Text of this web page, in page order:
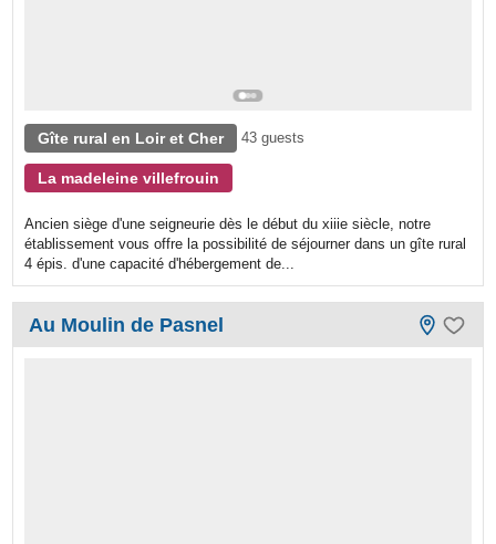
Gîte rural en Loir et Cher 43 guests
La madeleine villefrouin
Ancien siège d'une seigneurie dès le début du xiiie siècle, notre
établissement vous offre la possibilité de séjourner dans un gîte rural
4 épis. d'une capacité d'hébergement de...
Au Moulin de Pasnel